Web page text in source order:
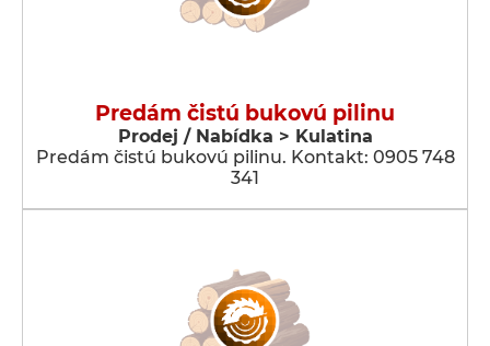
Predám čistú bukovú pilinu
Prodej / Nabídka > Kulatina
Predám čistú bukovú pilinu. Kontakt: 0905 748
341